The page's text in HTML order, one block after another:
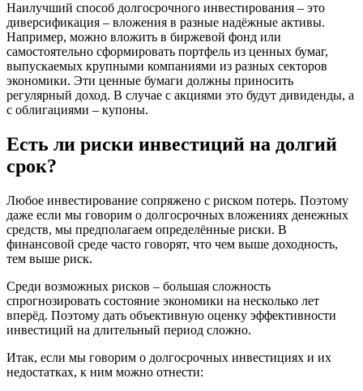
Наилучший способ долгосрочного инвестирования – это
диверсификация – вложения в разные надёжные активы.
Например, можно вложить в биржевой фонд или
самостоятельно сформировать портфель из ценных бумаг,
выпускаемых крупными компаниями из разных секторов
экономики. Эти ценные бумаги должны приносить
регулярный доход. В случае с акциями это будут дивиденды, а
с облигациями – купоны.
Есть ли риски инвестиций на долгий
срок?
Любое инвестирование сопряжено с риском потерь. Поэтому
даже если мы говорим о долгосрочных вложениях денежных
средств, мы предполагаем определённые риски. В
финансовой среде часто говорят, что чем выше доходность,
тем выше риск.
Среди возможных рисков – большая сложность
спрогнозировать состояние экономики на несколько лет
вперёд. Поэтому дать объективную оценку эффективности
инвестиций на длительный период сложно.
Итак, если мы говорим о долгосрочных инвестициях и их
недостатках, к ним можно отнести: